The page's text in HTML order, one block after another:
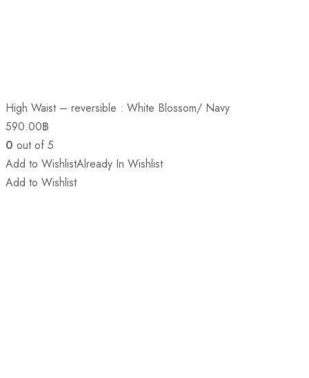
High Waist – reversible : White Blossom/ Navy
590.00฿
0 out of 5
Add to WishlistAlready In Wishlist
Add to Wishlist